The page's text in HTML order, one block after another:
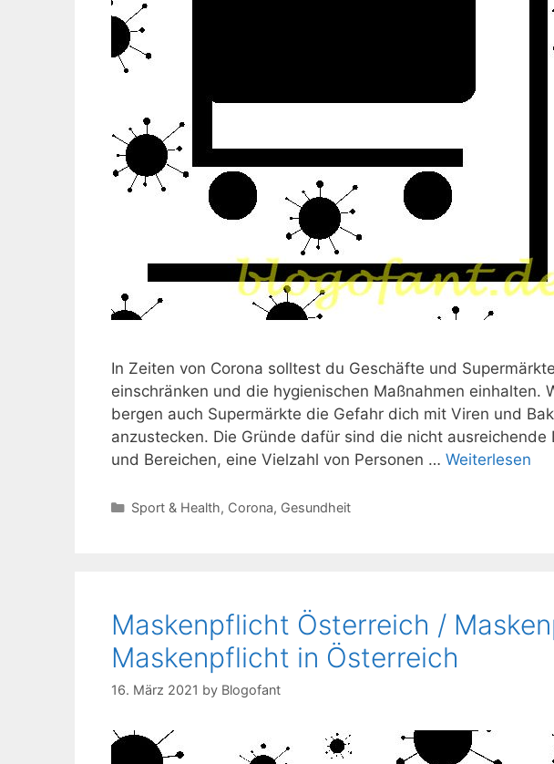
In Zeiten von Corona solltest du Geschäfte und
einschränken und die hygienischen Maßnahmen einhalten.
bergen auch Supermärkte die Gefahr dich mit Viren und
anzustecken. Die Gründe dafür sind die nicht
und Bereichen, eine Vielzahl von Personen … Weiterlesen
Kategorien
Sport & Health, Corona, Gesundheit
Maskenpflicht Österreich /
Maskenpflicht in Österreich
16. März 2021 by Blogofant